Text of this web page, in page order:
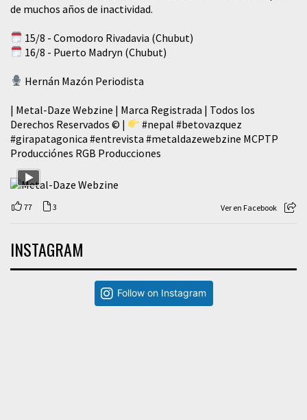
de muchos años de inactividad.
15/8 - Comodoro Rivadavia (Chubut)
16/8 - Puerto Madryn (Chubut)
Hernán Mazón Periodista
| Metal-Daze Webzine | Marca Registrada | Todos los
Derechos Reservados © |
#nepal #betovazquez
#girapatagonica #entrevista #metaldazewebzine MCPTP
Producciónes RGB Producciones
77 3 Ver en Facebook
INSTAGRAM
Follow on Instagram